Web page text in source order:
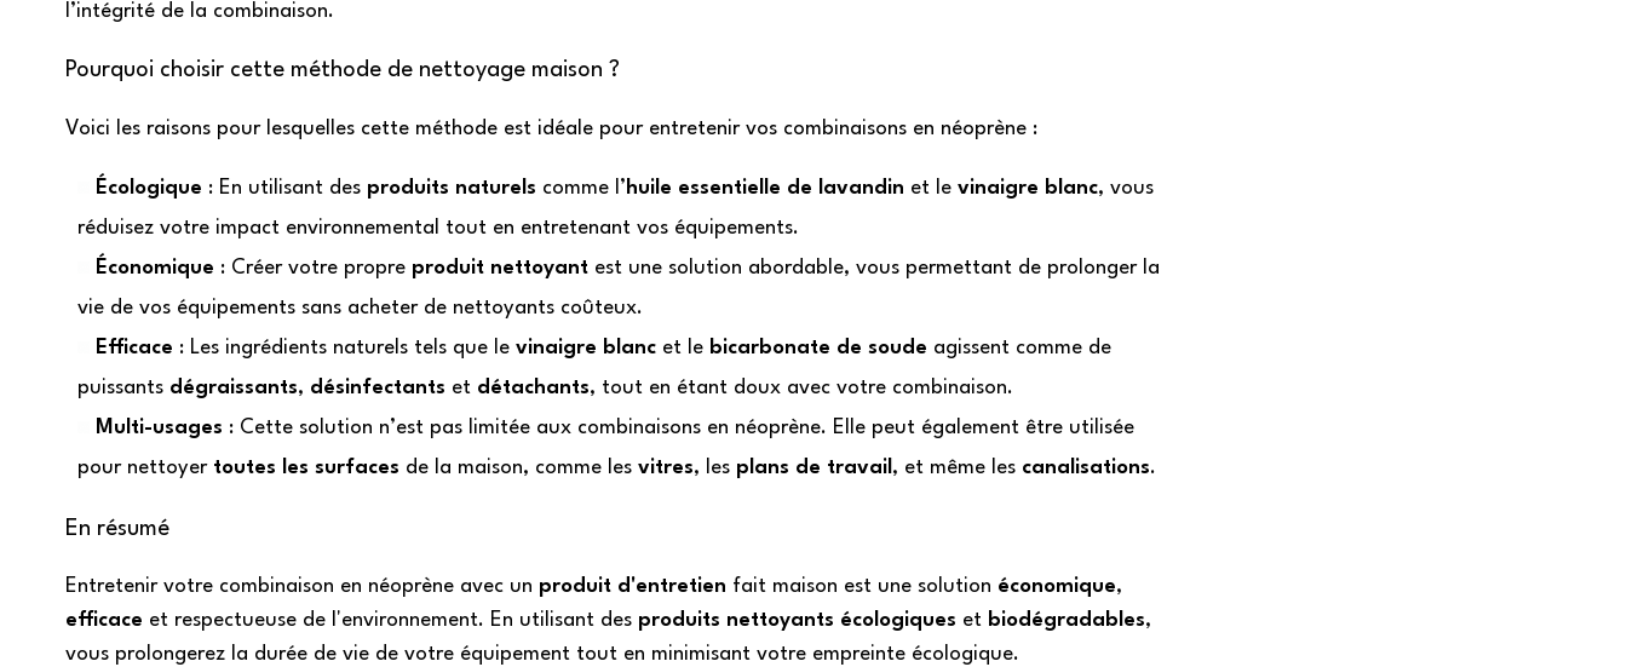
l’intégrité de la combinaison.
Pourquoi choisir cette méthode de nettoyage maison ?
Voici les raisons pour lesquelles cette méthode est idéale pour entretenir vos combinaisons en néoprène :
Écologique : En utilisant des produits naturels comme l’ huile essentielle de lavandin et le vinaigre blanc, vous
réduisez votre impact environnemental tout en entretenant vos équipements.
Économique : Créer votre propre produit nettoyantest une solution abordable, vous permettant de prolonger la
vie de vos équipements sans acheter de nettoyants coûteux.
Efficace : Les ingrédients naturels tels que le vinaigre blancet le bicarbonate de soude agissent comme de
puissants dégraissants, désinfectants et détachants, tout en étant doux avec votre combinaison.
Multi-usages : Cette solution n’est pas limitée aux combinaisons en néoprène. Elle peut également être utilisée
pour nettoyer toutes les surfaces de la maison, comme les vitres, les plans de travail , et même les canalisations.
En résumé
Entretenir votre combinaison en néoprène avec un produit d'entretien fait maison est une solution économique,
efficace et respectueuse de l'environnement. En utilisant des produits nettoyants écologiques et biodégradables,
vous prolongerez la durée de vie de votre équipement tout en minimisant votre empreinte écologique.